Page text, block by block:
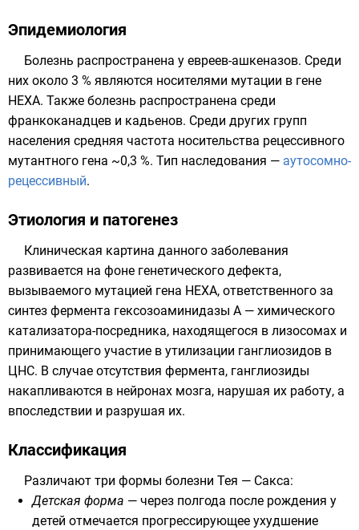
Эпидемиология
Болезнь распространена у евреев-ашкеназов. Среди
них около 3 % являются носителями мутации в гене
HEXA. Также болезнь распространена среди
франкоканадцев и кадьенов. Среди других групп
населения средняя частота носительства рецессивного
мутантного гена ~0,3 %. Тип наследования — аутосомно-
рецессивный.
Этиология и патогенез
Клиническая картина данного заболевания
развивается на фоне генетического дефекта,
вызываемого мутацией гена HEXA, ответственного за
синтез фермента гексозоаминидазы A — химического
катализатора-посредника, находящегося в лизосомах и
принимающего участие в утилизации ганглиозидов в
ЦНС. В случае отсутствия фермента, ганглиозиды
накапливаются в нейронах мозга, нарушая их работу, а
впоследствии и разрушая их.
Классификация
Различают три формы болезни Тея — Сакса:
Детская форма — через полгода после рождения у
детей отмечается прогрессирующее ухудшение